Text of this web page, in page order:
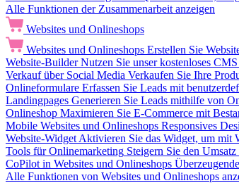
Alle Funktionen der Zusammenarbeit anzeigen
Websites und Onlineshops
Websites und Onlineshops Erstellen Sie
Website-Builder Nutzen Sie unser kostenloses
Verkauf über Social Media Verkaufen Sie Ihre
Onlineformulare Erfassen Sie Leads mit
Landingpages Generieren Sie Leads mithilfe von
Onlineshop Maximieren Sie E-Commerce mit
Mobile Websites und Onlineshops Responsives
Website-Widget Aktivieren Sie das Widget, um mit
Tools für Onlinemarketing Steigern Sie den
CoPilot in Websites und Onlineshops
Alle Funktionen von Websites und Onlineshops